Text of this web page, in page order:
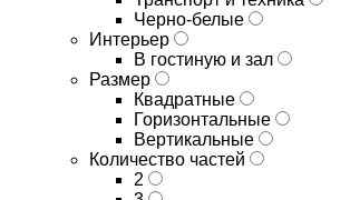
Черно-белые
Интерьер
В гостиную и зал
Размер
Квадратные
Горизонтальные
Вертикальные
Количество частей
2